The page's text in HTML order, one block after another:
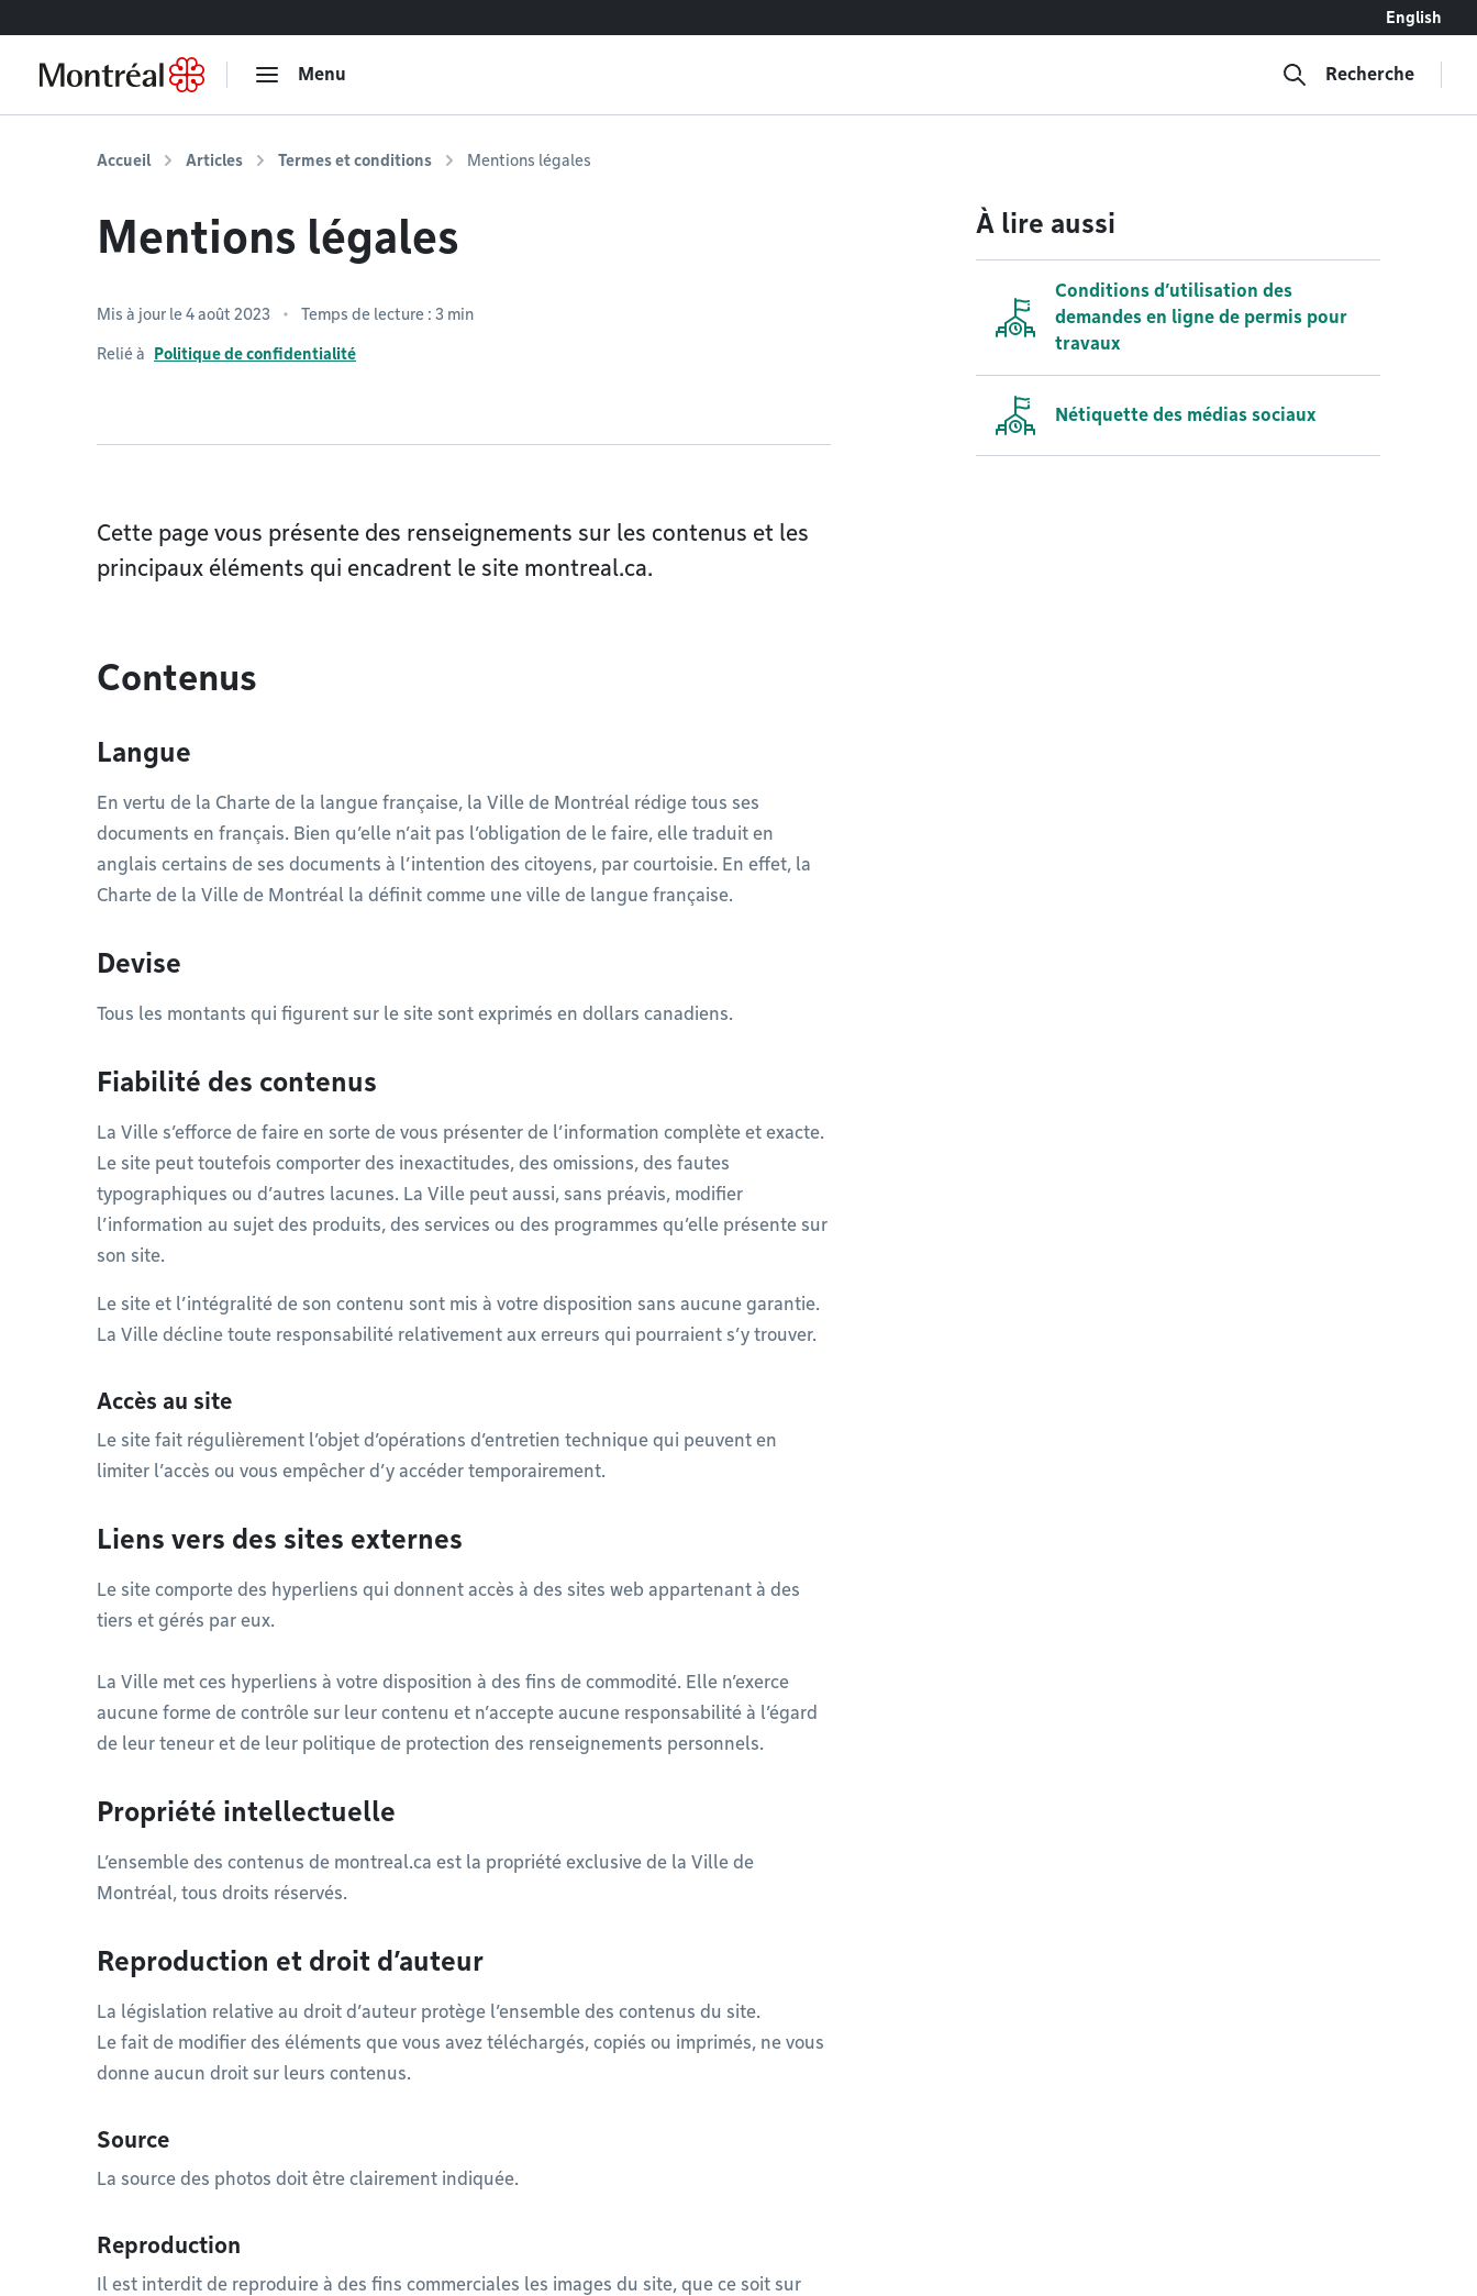
English
Menu Recherche
Accueil Articles Termes et conditions Mentions légales
Mentions légales
Mis à jour le 4 août 2023 Temps de lecture : 3 min
Relié à Politique de confidentialité
Cette page vous présente des renseignements sur les contenus et les
principaux éléments qui encadrent le site montreal.ca.
Contenus
Langue
En vertu de la Charte de la langue française, la Ville de Montréal rédige tous ses
documents en français. Bien qu’elle n’ait pas l’obligation de le faire, elle traduit en
anglais certains de ses documents à l’intention des citoyens, par courtoisie. En effet, la
Charte de la Ville de Montréal la définit comme une ville de langue française.
Devise
Tous les montants qui figurent sur le site sont exprimés en dollars canadiens.
Fiabilité des contenus
La Ville s’efforce de faire en sorte de vous présenter de l’information complète et exacte.
Le site peut toutefois comporter des inexactitudes, des omissions, des fautes
typographiques ou d’autres lacunes. La Ville peut aussi, sans préavis, modifier
l’information au sujet des produits, des services ou des programmes qu’elle présente sur
son site.
Le site et l’intégralité de son contenu sont mis à votre disposition sans aucune garantie.
La Ville décline toute responsabilité relativement aux erreurs qui pourraient s’y trouver.
Accès au site
Le site fait régulièrement l’objet d’opérations d’entretien technique qui peuvent en
limiter l’accès ou vous empêcher d’y accéder temporairement.
Liens vers des sites externes
Le site comporte des hyperliens qui donnent accès à des sites web appartenant à des
tiers et gérés par eux.
La Ville met ces hyperliens à votre disposition à des fins de commodité. Elle n’exerce
aucune forme de contrôle sur leur contenu et n’accepte aucune responsabilité à l’égard
de leur teneur et de leur politique de protection des renseignements personnels.
Propriété intellectuelle
L’ensemble des contenus de montreal.ca est la propriété exclusive de la Ville de
Montréal, tous droits réservés.
Reproduction et droit d’auteur
La législation relative au droit d’auteur protège l’ensemble des contenus du site.
Le fait de modifier des éléments que vous avez téléchargés, copiés ou imprimés, ne vous
donne aucun droit sur leurs contenus.
Source
La source des photos doit être clairement indiquée.
Reproduction
Il est interdit de reproduire à des fins commerciales les images du site, que ce soit sur
À lire aussi
Conditions d’utilisation des
demandes en ligne de permis pour
travaux
Nétiquette des médias sociaux